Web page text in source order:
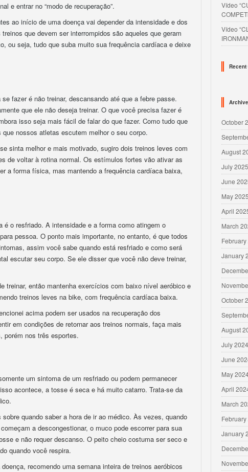
e entrar no “modo de recuperação”.
ao início de uma doença vai depender da intensidade e dos
que devem ser interrompidos são aqueles que geram
ou seja, tudo que suba muito sua frequência cardíaca e deixe
fazer é não treinar, descansando até que a febre passe.
que ele não deseja treinar. O que você precisa fazer é
isso seja mais fácil de falar do que fazer. Como tudo que
nossos atletas escutem melhor o seu corpo.
sinta melhor e mais motivado, sugiro dois treinos leves com
de voltar à rotina normal. Os estímulos fortes vão ativar as
a forma física, mas mantendo a frequência cardíaca baixa,
o resfriado. A intensidade e a forma como atingem o
pessoa. O ponto mais importante, no entanto, é que todos
assim você sabe quando está resfriado e como será
escutar seu corpo. Se ele disser que você não deve treinar,
treinar, então mantenha exercícios com baixo nível aeróbico e
treinos leves na bike, com frequência cardíaca baixa.
acima podem ser usados na recuperação dos
em condições de retornar aos treinos normais, faça mais
porém nos três esportes.
um sintoma de um resfriado ou podem permanecer
acontece, a tosse é seca e há muito catarro. Trata-se da
quando saber a hora de ir ao médico. Às vezes, quando
a descongestionar, o muco pode escorrer para sua
e não requer descanso. O peito cheio costuma ser seco e
quando você respira.
recomendo uma semana inteira de treinos aeróbicos
Vídeo
Vídeo
Recent
October
August
July 2025
June
May 2025
April
March
January
October
August
July 2024
June
May
April
March
January